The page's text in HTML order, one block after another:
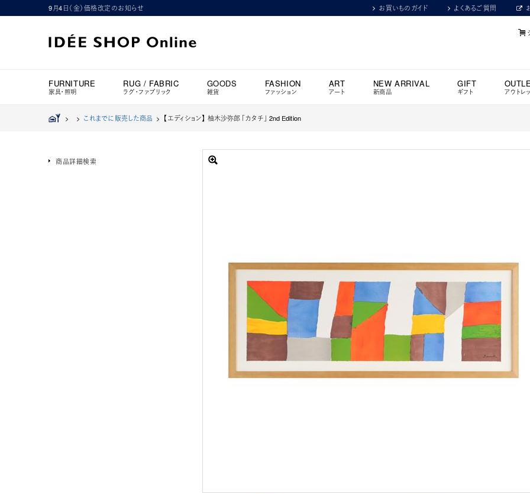
9月4日（金）価格改定のお知らせ お買いものガイド よくあるご質問
FURNITURE
家具・照明
RUG / FABRIC
ラグ・ファブリック
GOODS
雑貨
FASHION
ファッション
ART
アート
NEW ARRIVAL
新商品
GIFT
ギフト アウトレ
> > これまでに販売した商品 > 【エディション】 柚木沙弥郎 「カタチ」 2nd Edition
商品詳細検索